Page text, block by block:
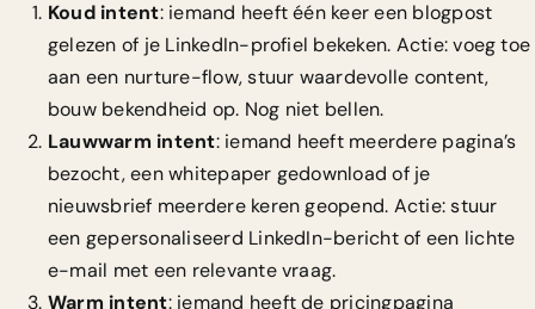
Koud intent: iemand heeft één keer een blogpost
gelezen of je LinkedIn-profiel bekeken. Actie: voeg toe
aan een nurture-flow, stuur waardevolle content,
bouw bekendheid op. Nog niet bellen.
Lauwwarm intent: iemand heeft meerdere pagina’s
bezocht, een whitepaper gedownload of je
nieuwsbrief meerdere keren geopend. Actie: stuur
een gepersonaliseerd LinkedIn-bericht of een lichte
e-mail met een relevante vraag.
Warm intent: iemand heeft de pricingpagina